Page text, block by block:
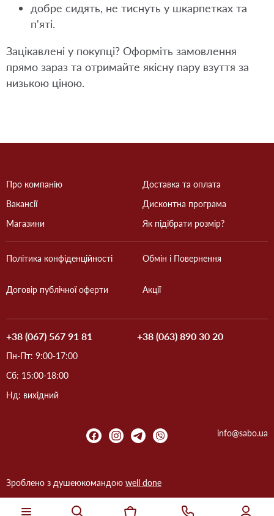
добре сидять, не тиснуть у шкарпетках та
п'яті.
Зацікавлені у покупці? Оформіть замовлення
прямо зараз та отримайте якісну пару взуття за
низькою ціною.
Про компанію
Вакансії
Магазини
Доставка та оплата
Дисконтна програма
Як підібрати розмір?
Політика конфіденційності
Договір публічної оферти
Обмін і Повернення
Акції
+38 (067) 567 91 81 +38 (063) 890 30 20
Пн-Пт: 9:00-17:00
Сб: 15:00-18:00
Нд: вихідний
info@sabo.ua
Зроблено з душеюкомандою well done